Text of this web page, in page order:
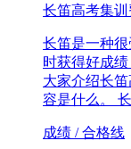
长笛高考集
长笛是一种
时获得好成
大家介绍长
容是什么。
成绩 / 合格线